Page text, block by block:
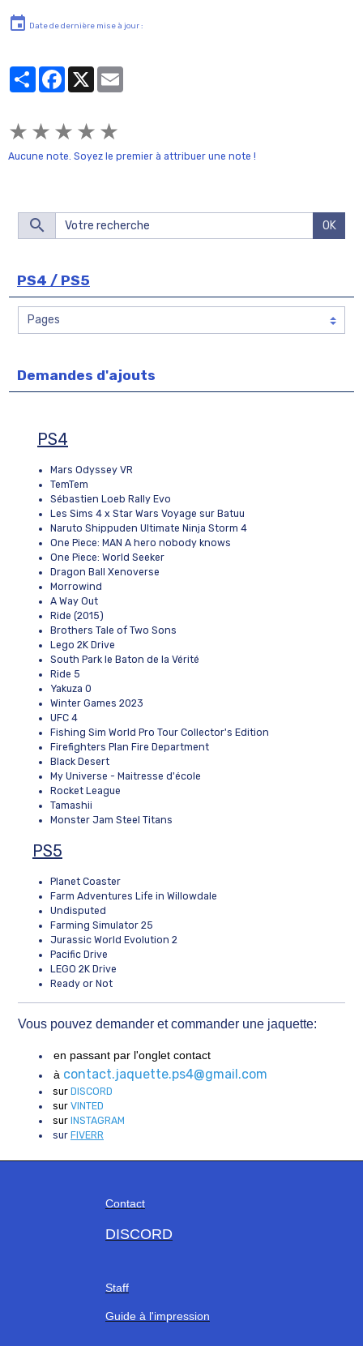
Date de dernière mise à jour :
PartagerFacebook
X
★ ★ ★ ★ ★
Aucune note. Soyez le premier à attribuer une note !
OK
PS4 / PS5
Demandes d'ajouts
PS4
Mars Odyssey VR
TemTem
Sébastien Loeb Rally Evo
Les Sims 4 x Star Wars Voyage sur Batuu
Naruto Shippuden Ultimate Ninja Storm 4
One Piece: MAN A hero nobody knows
One Piece: World Seeker
Dragon Ball Xenoverse
Morrowind
A Way Out
Ride (2015)
Brothers Tale of Two Sons
Lego 2K Drive
South Park le Baton de la Vérité
Ride 5
Yakuza 0
Winter Games 2023
UFC 4
Fishing Sim World Pro Tour Collector's Edition
Firefighters Plan Fire Department
Black Desert
My Universe - Maitresse d'école
Rocket League
Tamashii
Monster Jam Steel Titans
PS5
Planet Coaster
Farm Adventures Life in Willowdale
Undisputed
Farming Simulator 25
Jurassic World Evolution 2
Pacific Drive
LEGO 2K Drive
Ready or Not
Vous pouvez demander et commander une jaquette:
en passant par l'onglet contact
à contact.jaquette.ps4@gmail.com
sur DISCORD
sur VINTED
sur INSTAGRAM
sur FIVERR
Contact
DISCORD
Staff
Guide à l'impression